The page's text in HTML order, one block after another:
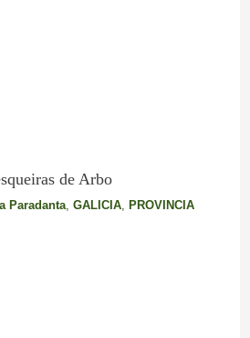
de Arbo
Paradanta, GALICIA, PROVINCIA